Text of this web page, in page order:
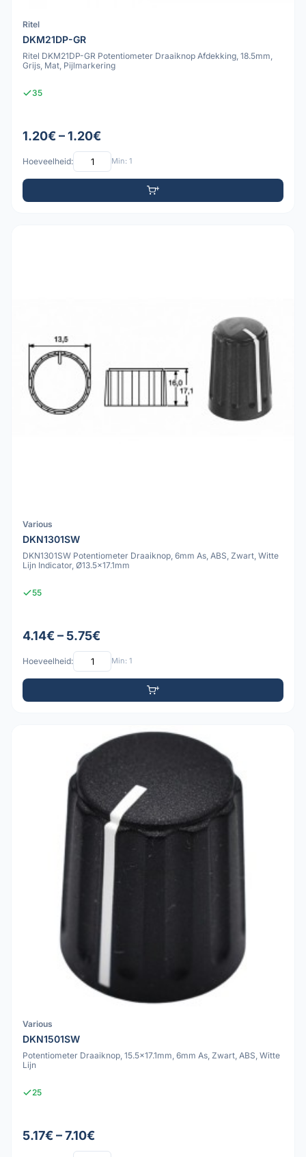
Ritel
DKM21DP-GR
Ritel DKM21DP-GR Potentiometer Draaiknop Afdekking, 18.5mm,
Grijs, Mat, Pijlmarkering
35
1.20€ – 1.20€
Hoeveelheid: Min: 1
Various
DKN1301SW
DKN1301SW Potentiometer Draaiknop, 6mm As, ABS, Zwart, Witte
Lijn Indicator, Ø13.5x17.1mm
55
4.14€ – 5.75€
Hoeveelheid: Min: 1
Various
DKN1501SW
Potentiometer Draaiknop, 15.5x17.1mm, 6mm As, Zwart, ABS, Witte
Lijn
25
5.17€ – 7.10€